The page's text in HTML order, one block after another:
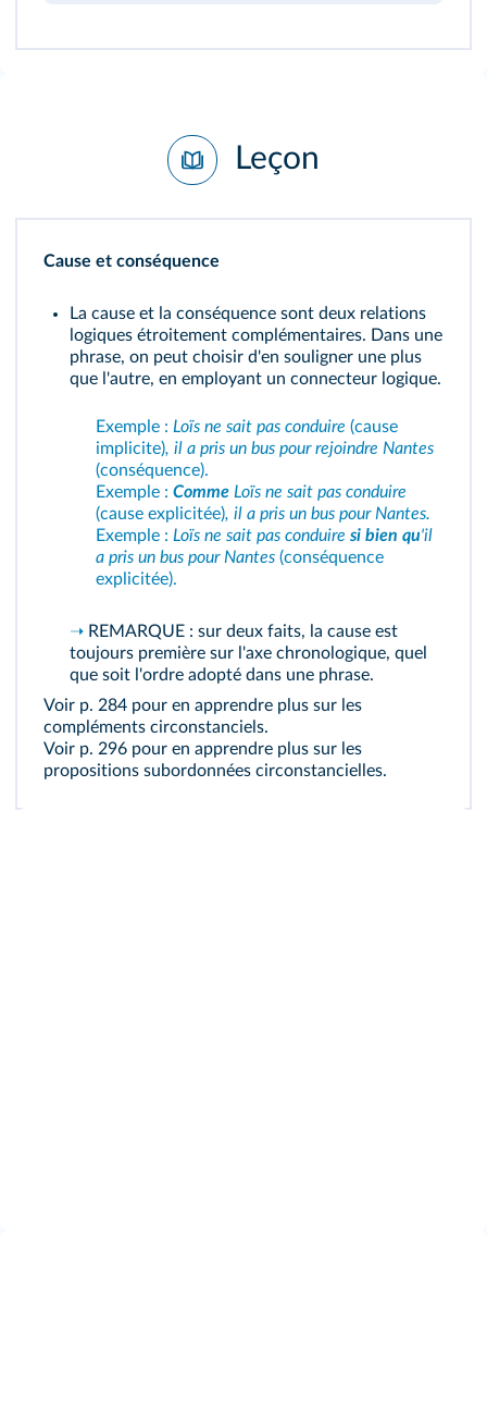
Leçon
Cause et conséquence
La cause et la conséquence sont deux relations
logiques étroitement complémentaires. Dans une
phrase, on peut choisir d'en souligner une plus
que l'autre, en employant un connecteur logique.
Exemple : Loïs ne sait pas conduire (cause
implicite), il a pris un bus pour rejoindre Nantes
(conséquence).
Exemple : Comme Loïs ne sait pas conduire
(cause explicitée), il a pris un bus pour Nantes.
Exemple : Loïs ne sait pas conduire si bien qu'il
a pris un bus pour Nantes (conséquence
explicitée).
➝ REMARQUE : sur deux faits, la cause est
toujours première sur l'axe chronologique, quel
que soit l'ordre adopté dans une phrase.
Voir p. 284 pour en apprendre plus sur les
compléments circonstanciels.
Voir p. 296 pour en apprendre plus sur les
propositions subordonnées circonstancielles.